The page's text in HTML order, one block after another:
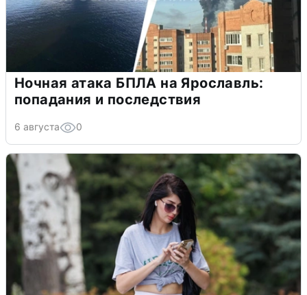
Ночная атака БПЛА на Ярославль:
попадания и последствия
6 августа 0